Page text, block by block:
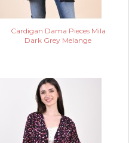
Cardigan Dama Pieces Mila
Dark Grey Melange